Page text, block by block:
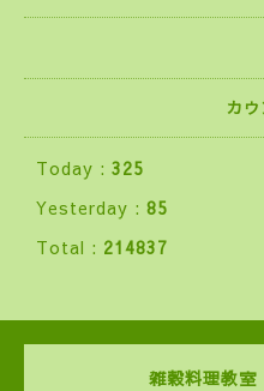
カ
Today : 325
Yesterday : 85
Total : 214837
雑穀料理教